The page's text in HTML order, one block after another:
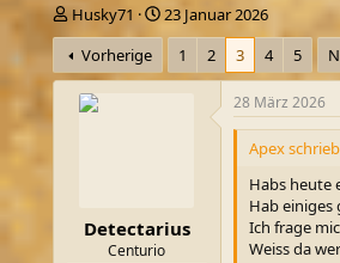
E
r
s
t
Husky71
E
r
t
23 Januar 2026
Vorherige
1 2 3 4 5
Detectarius
Centurio
28 März 2026
Apex
Habs heute
Hab einiges
Ich frage
Weiss da